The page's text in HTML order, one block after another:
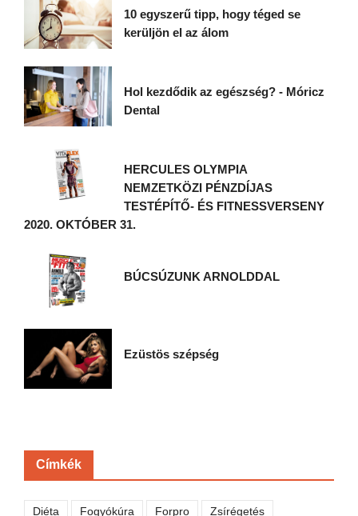
10 egyszerű tipp, hogy téged se
kerüljön el az álom
Hol kezdődik az egészség? - Móricz
Dental
HERCULES OLYMPIA
NEMZETKÖZI PÉNZDÍJAS
TESTÉPÍTŐ- ÉS FITNESSVERSENY
2020. OKTÓBER 31.
BÚCSÚZUNK ARNOLDDAL
Ezüstös szépség
Címkék
Diéta Fogyókúra Forpro Zsírégetés